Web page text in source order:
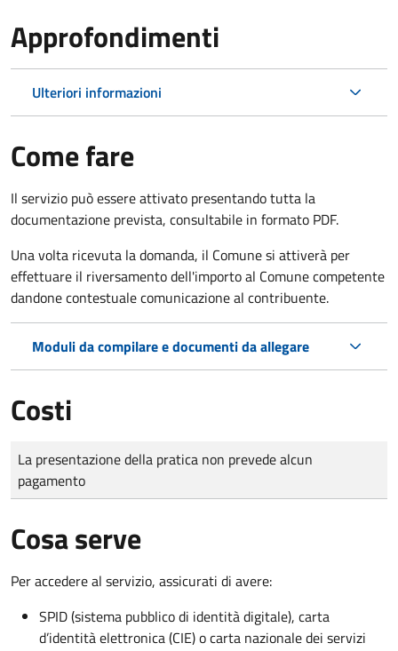
Approfondimenti
Ulteriori informazioni
Come fare
Il servizio può essere attivato presentando tutta la
documentazione prevista, consultabile in formato PDF.
Una volta ricevuta la domanda, il Comune si attiverà per
effettuare il riversamento dell'importo al Comune competente
dandone contestuale comunicazione al contribuente.
Moduli da compilare e documenti da allegare
Costi
Tipo di pagamento
Importo
La presentazione della pratica non prevede alcun
pagamento
Cosa serve
Per accedere al servizio, assicurati di avere:
SPID (sistema pubblico di identità digitale), carta
d’identità elettronica (CIE) o carta nazionale dei servizi